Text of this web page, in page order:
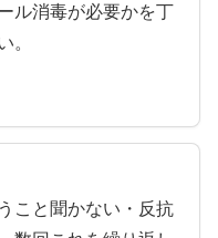
ル消毒が必要かを丁
。
こと聞かない・反抗